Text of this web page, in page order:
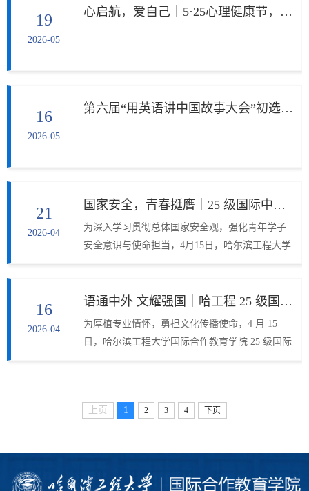
19
2026-05
心启航，爱自己｜5·25心理健康节，国际合作教育学院师生共赴一场“我爱我”之约
16
2026-05
第六届“用英语讲中国故事大会”初选落幕
21
2026-04
国家安全，青春挺膺｜25 级国际中文教育硕士研究生团支部主题团日活动圆满举行
为深入学习贯彻总体国家安全观，强化青年学子
安全意识与使命担当，4月15日，哈尔滨工程大学
导员王洪铭、团支书隋缘与全体团员共同参与，
立足专业特性，聚焦涉外交流安全议题，通过理
论学习、榜样引领、情景思辨等形式，共筑安全
16
2026-04
语通中外 文耀强国｜哈工程 25 级国际中文教育硕士主题班会圆满举行
为厚植专业情怀，勇担文化传播使命，4 月 15
日，哈尔滨工程大学国际合作教育学院 25 级国际
入交流，共话青年责任，共赴中文传播新征程。
中文学习需求不断增长，...
上页 1 2 3 4 下页